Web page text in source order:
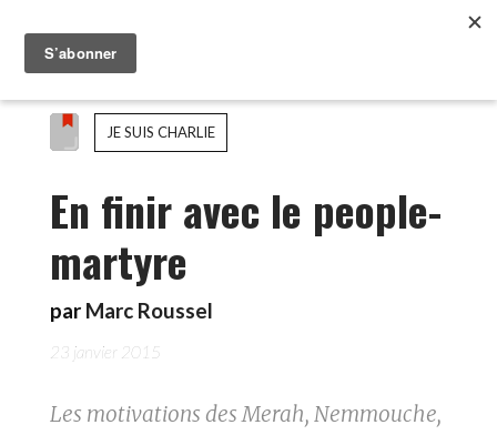
JE SUIS CHARLIE
En finir avec le people-
martyre
par Marc Roussel
23 janvier 2015
Les motivations des Merah, Nemmouche,